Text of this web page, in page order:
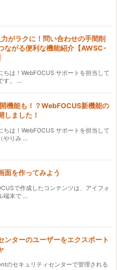
がラクに！問い合わせの手間削
ながる便利な機能紹介【AWSC-
ちは！WebFOCUS サポートを担当して
す。 ...
機能も！？WebFOCUS新機能の
しました！
ちは！WebFOCUS サポートを担当して
やりみ ...
面を作ってみよう
で作成したコンテンツは、アイフォ
端末で ...
ンターのユーザーをエクスポート
のセキュリティセンターで管理される